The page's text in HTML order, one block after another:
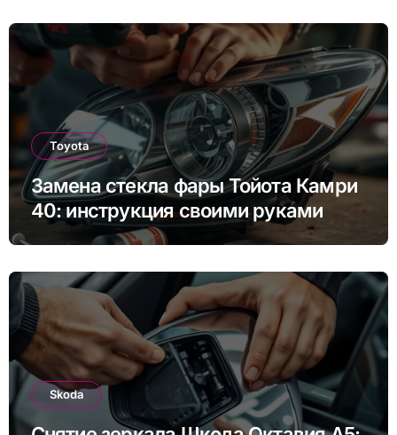
Toyota
Замена стекла фары Тойота Камри
40: инструкция своими руками
Skoda